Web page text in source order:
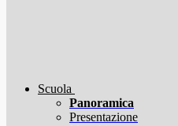
Scuola
Panoramica
Presentazione